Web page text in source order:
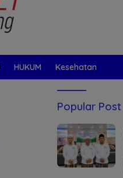
HUKUM Kesehatan
Popular Post